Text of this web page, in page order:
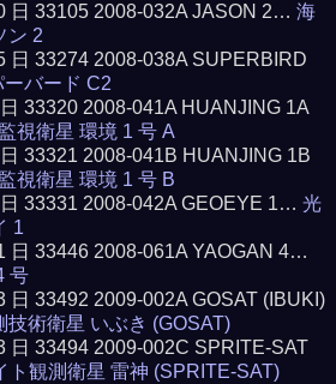
日 33105 2008-032A JASON 2…海
ン 2
日 33274 2008-038A SUPERBIRD
バード C2
33320 2008-041A HUANJING 1A
視衛星 環境 1 号 A
33321 2008-041B HUANJING 1B
視衛星 環境 1 号 B
33331 2008-042A GEOEYE 1…光
1
日 33446 2008-061A YAOGAN 4…
号
日 33492 2009-002A GOSAT (IBUKI)
技術衛星 いぶき (GOSAT)
日 33494 2009-002C SPRITE-SAT
ト観測衛星 雷神 (SPRITE-SAT)